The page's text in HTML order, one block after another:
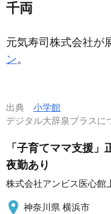
千両
元気寿司株式会社が
ン。
出典 小学館
デジタル大辞泉プラス
「子育てママ支援
夜勤あり
株式会社アンビス医心館
神奈川県 横浜市